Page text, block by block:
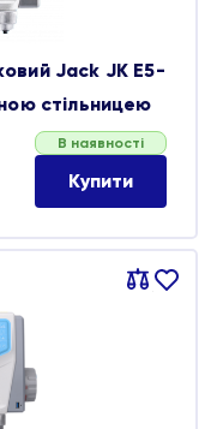
Jack JK E5-
стільницею
В наявності
Купити
Порівняти
В